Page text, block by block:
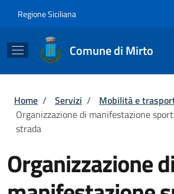
Regione Siciliana
Comune di Mirto
Briciole di pane
Home / Servizi / Mobilità e
Organizzazione di manifestazione
strada
Organizzazione di